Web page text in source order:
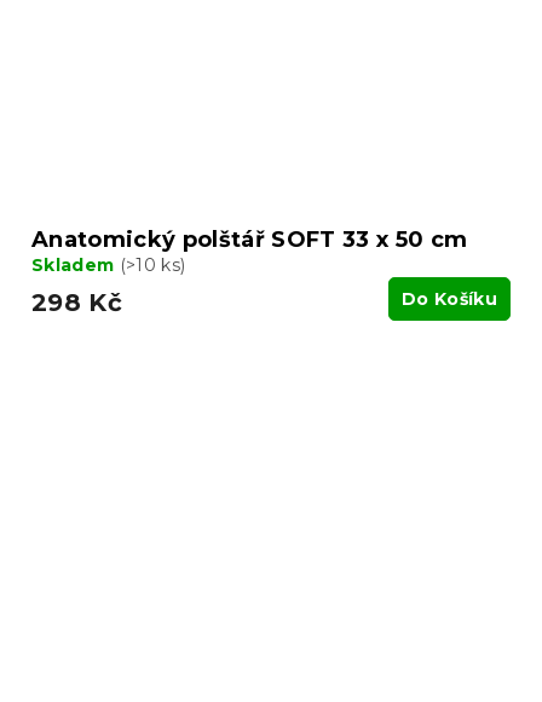
Anatomický polštář SOFT 33 x 50 cm
Skladem (>10 ks)
298 Kč Do Košíku